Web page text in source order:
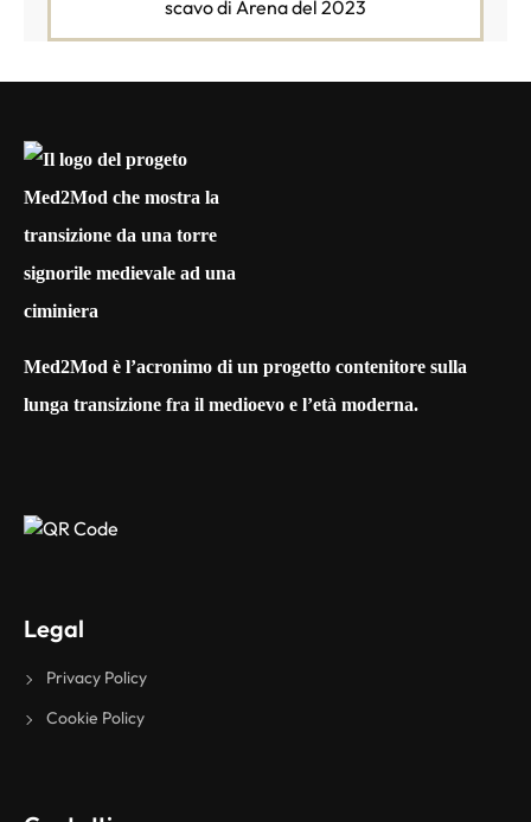
Med2Mod è l’acronimo di un progetto contenitore sulla
lunga transizione fra il medioevo e l’età moderna.
Legal
Privacy Policy
Cookie Policy